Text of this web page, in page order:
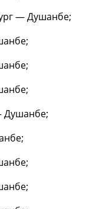
— Душанбе;
Душанбе;